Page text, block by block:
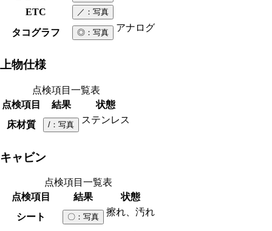
ETC ／ ：写真
タコグラフ ◎ ：写真 アナログ
上物仕様
点検項目一覧表
点検項目
結果
状態
床材質
/ ：写真 ステンレス
キャビン
点検項目一覧表
点検項目
結果
状態
シート
〇 ：写真 擦れ、汚れ